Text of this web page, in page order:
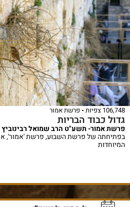
106,748 צפיות פרשת אמור
גדול כבוד הבריות
פרשת אמור- תשע"ט הרב שמואל רבינוביץ
בפתיחתה של פרשת השבוע, פרשת 'אמור',
המיוחדות